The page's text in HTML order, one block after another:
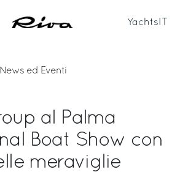
Yachts
News ed Eventi
al Palma
Boat Show con
meraviglie